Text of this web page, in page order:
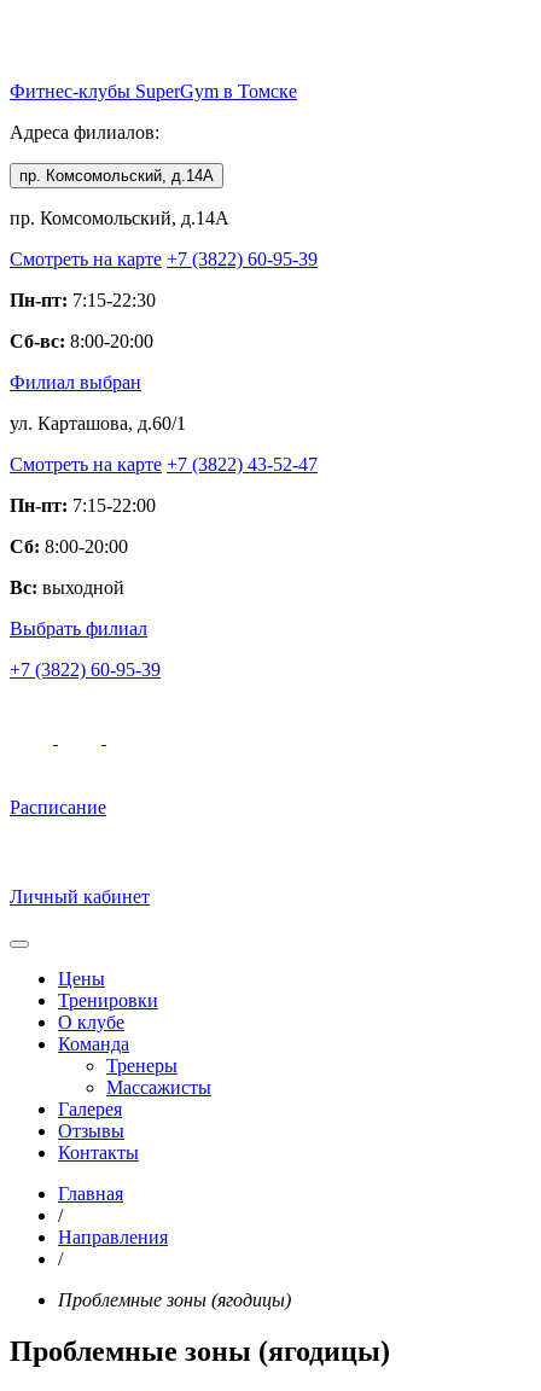
Фитнес-клубы SuperGym в Томске
Адреса филиалов:
пр. Комсомольский, д.14А
пр. Комсомольский, д.14А
Смотреть на карте +7 (3822) 60-95-39
Пн-пт: 7:15-22:30
Сб-вс: 8:00-20:00
Филиал выбран
ул. Карташова, д.60/1
Смотреть на карте +7 (3822) 43-52-47
Пн-пт: 7:15-22:00
Сб: 8:00-20:00
Вс: выходной
Выбрать филиал
+7 (3822) 60-95-39
Расписание
Личный кабинет
Цены
Тренировки
О клубе
Команда
Тренеры
Массажисты
Галерея
Отзывы
Контакты
Главная
/
Направления
/
Проблемные зоны (ягодицы)
Проблемные зоны (ягодицы)